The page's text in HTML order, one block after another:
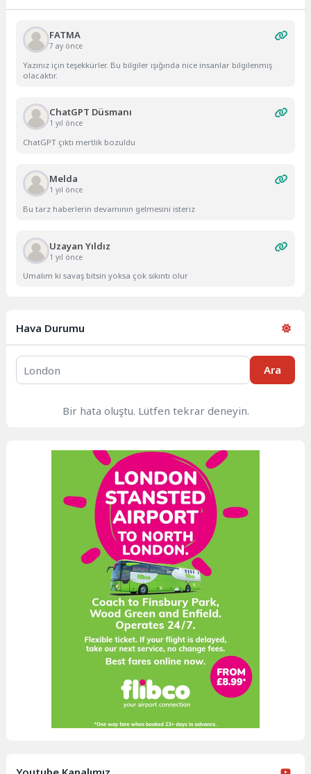
FATMA
7 ay önce
Yazınız için teşekkürler. Bu bilgiler ışığında nice insanlar bilgilenmiş
olacaktır.
ChatGPT Düsmanı
1 yıl önce
ChatGPT çıktı mertlik bozuldu
Melda
1 yıl önce
Bu tarz haberlerin devamının gelmesini isteriz
Uzayan Yıldız
1 yıl önce
Umalım ki savaş bitsin yoksa çok sıkıntı olur
Hava Durumu
Ara
Bir hata oluştu. Lütfen tekrar deneyin.